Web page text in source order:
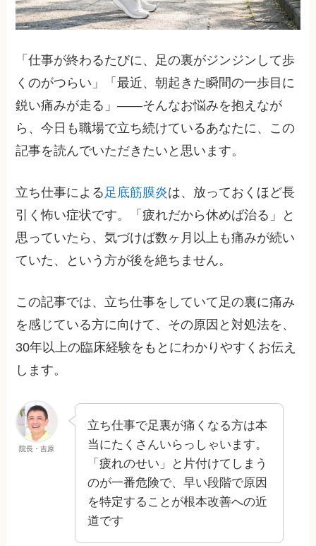
「仕事が終わるたびに、足の裏がジンジンして歩
くのがつらい」「最近、朝起きた瞬間の一歩目に
鋭い痛みが走る」――そんなお悩みを抱えなが
ら、今日も職場で立ち続けているあなたに、この
記事を読んでいただきたいと思います。
立ち仕事による 足底筋膜炎は、放っておくほど長
引く怖い症状です。「疲れだから休めば治る」と
思っていたら、気づけば数ヶ月以上も痛みが続い
ていた、という方が後を絶ちません。
この記事では、立ち仕事をしていて足の裏に痛み
を感じている方に向けて、その原因と対処法を、
30年以上の臨床経験をもとにわかりやすくお伝え
します。
院長・吉原
立ち仕事で足裏が痛くなる方は本
当にたくさんいらっしゃいます。
「疲れのせい」と片付けてしまう
のが一番危険で、早い段階で原因
を特定することが根本改善への近
道です